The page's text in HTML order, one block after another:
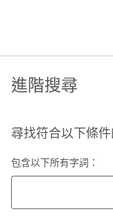
進階搜尋
尋找符合以下條件
包含以下所有字詞：